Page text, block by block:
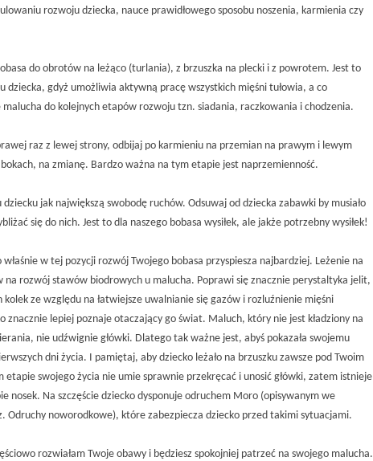
rozwoju dziecka, nauce prawidłowego sposobu noszenia, karmienia czy
do obrotów na leżąco (turlania), z brzuszka na plecki i z powrotem. Jest to
dziecka, gdyż umożliwia aktywną pracę wszystkich mięśni tułowia, a co
do kolejnych etapów rozwoju tzn. siadania, raczkowania i chodzenia.
raz z lewej strony, odbijaj po karmieniu na przemian na prawym i lewym
bokach, na zmianę. Bardzo ważna na tym etapie jest naprzemienność.
jak największą swobodę ruchów. Odsuwaj od dziecka zabawki by musiało
się do nich. Jest to dla naszego bobasa wysiłek, ale jakże potrzebny wysiłek!
właśnie w tej pozycji rozwój Twojego bobasa przyspiesza najbardziej. Leżenie na
na rozwój stawów biodrowych u malucha. Poprawi się znacznie perystaltyka jelit,
kolek ze względu na łatwiejsze uwalnianie się gazów i rozluźnienie mięśni
znacznie lepiej poznaje otaczający go świat. Maluch, który nie jest kładziony na
nie udźwignie główki. Dlatego tak ważne jest, abyś pokazała swojemu
dni życia. I pamiętaj, aby dziecko leżało na brzuszku zawsze pod Twoim
etapie swojego życia nie umie sprawnie przekręcać i unosić główki, zatem istnieje
nosek. Na szczęście dziecko dysponuje odruchem Moro (opisywanym we
Odruchy noworodkowe), które zabezpiecza dziecko przed takimi sytuacjami.
rozwiałam Twoje obawy i będziesz spokojniej patrzeć na swojego malucha.